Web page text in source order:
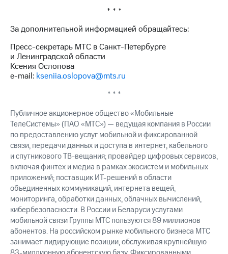
Другое
Регистратор
Реквизиты
Контакты
развитие
* * *
За дополнительной информацией обращайтесь:
Пресс-секретарь МТС в Санкт-Петербурге
и Ленинградской области
Ксения Ослопова
e-mail: kseniia.oslopova@mts.ru
* * *
Публичное акционерное общество «Мобильные
ТелеСистемы» (ПАО «МТС») — ведущая компания в России
по предоставлению услуг мобильной и фиксированной
связи, передачи данных и доступа в интернет, кабельного
и спутникового ТВ-вещания; провайдер цифровых сервисов,
включая финтех и медиа в рамках экосистем и мобильных
приложений; поставщик ИТ-решений в области
объединенных коммуникаций, интернета вещей,
мониторинга, обработки данных, облачных вычислений,
кибербезопасности. В России и Беларуси услугами
мобильной связи Группы МТС пользуются 89 миллионов
абонентов. На российском рынке мобильного бизнеса МТС
занимает лидирующие позиции, обслуживая крупнейшую